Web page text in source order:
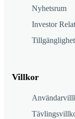
Nyhetsrum
Investor
Tillgänglighet
Villkor